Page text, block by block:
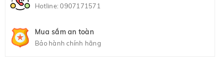
Hotline:0907171571
Mua sắm an toàn
Bảo hành chính hãng